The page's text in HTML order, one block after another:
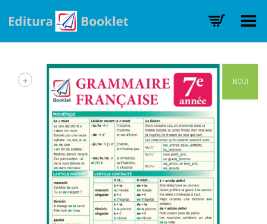
Toggle Menu
NOU!
+